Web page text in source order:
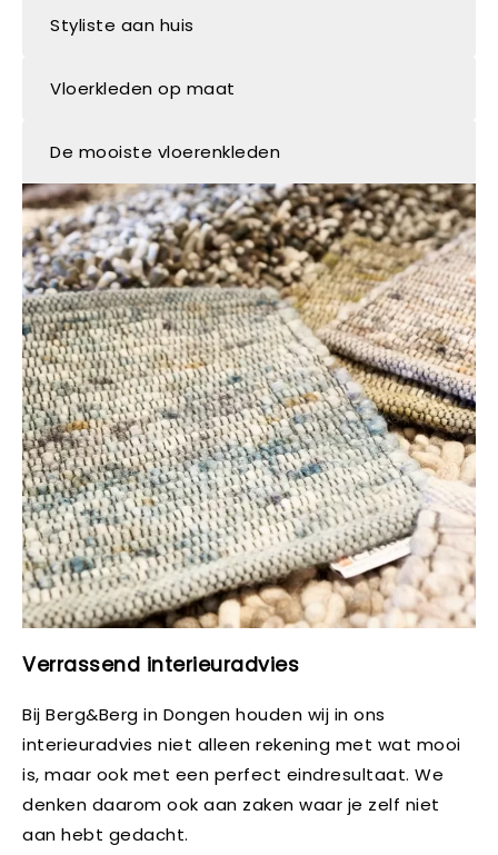
Verrassend interieuradvies
Bij Berg&Berg in Dongen houden wij in ons
interieuradvies niet alleen rekening met wat mooi
is, maar ook met een perfect eindresultaat. We
denken daarom ook aan zaken waar je zelf niet
aan hebt gedacht.
Styliste aan huis
Vloerkleden op maat
De mooiste vloerenkleden